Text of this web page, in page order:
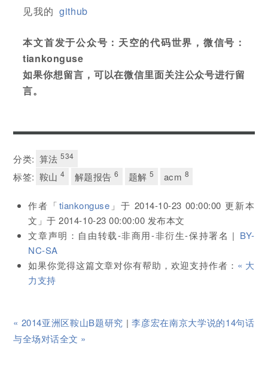
见我的 github
本文首发于公众号：天空的代码世界，微信号：
tiankonguse
如果你想留言，可以在微信里面关注公众号进行留
言。
分类: 算法534
标签: 鞍山4 解题报告6 题解5 acm 8
作者「tiankonguse 」于 2014-10-23 00:00:00 更新本
文」于2014-10-23 00:00:00 发布本文
文章声明：自由转载-非商用-非衍生-保持署名 | BY-
NC-SA
如果你觉得这篇文章对你有帮助，欢迎支持作者： « 大
力支持
« 2014亚洲区鞍山B题研究 |李彦宏在南京大学说的14句话
与全场对话全文 »